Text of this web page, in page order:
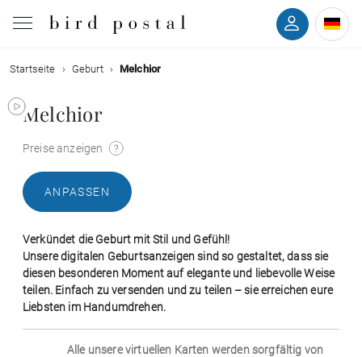
Hochzeit
Geburt
Kommunion
Trauer
Geburtstag
Weihnachten
Startseite Geburt Melchior
Melchior
Preise anzeigen
ANPASSEN
Verkündet die Geburt mit Stil und Gefühl!
Unsere digitalen Geburtsanzeigen sind so gestaltet, dass sie
diesen besonderen Moment auf elegante und liebevolle Weise
teilen. Einfach zu versenden und zu teilen – sie erreichen eure
Liebsten im Handumdrehen.
Alle unsere virtuellen Karten werden sorgfältig von